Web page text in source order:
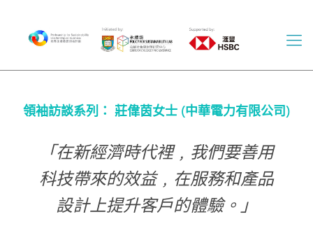
領袖訪談系列： 莊偉茵女士 (中華電力有限公司)
「在新經濟時代裡﹐我們要善用
科技帶來的效益﹐在服務和產品
設計上提升客戶的體驗。」